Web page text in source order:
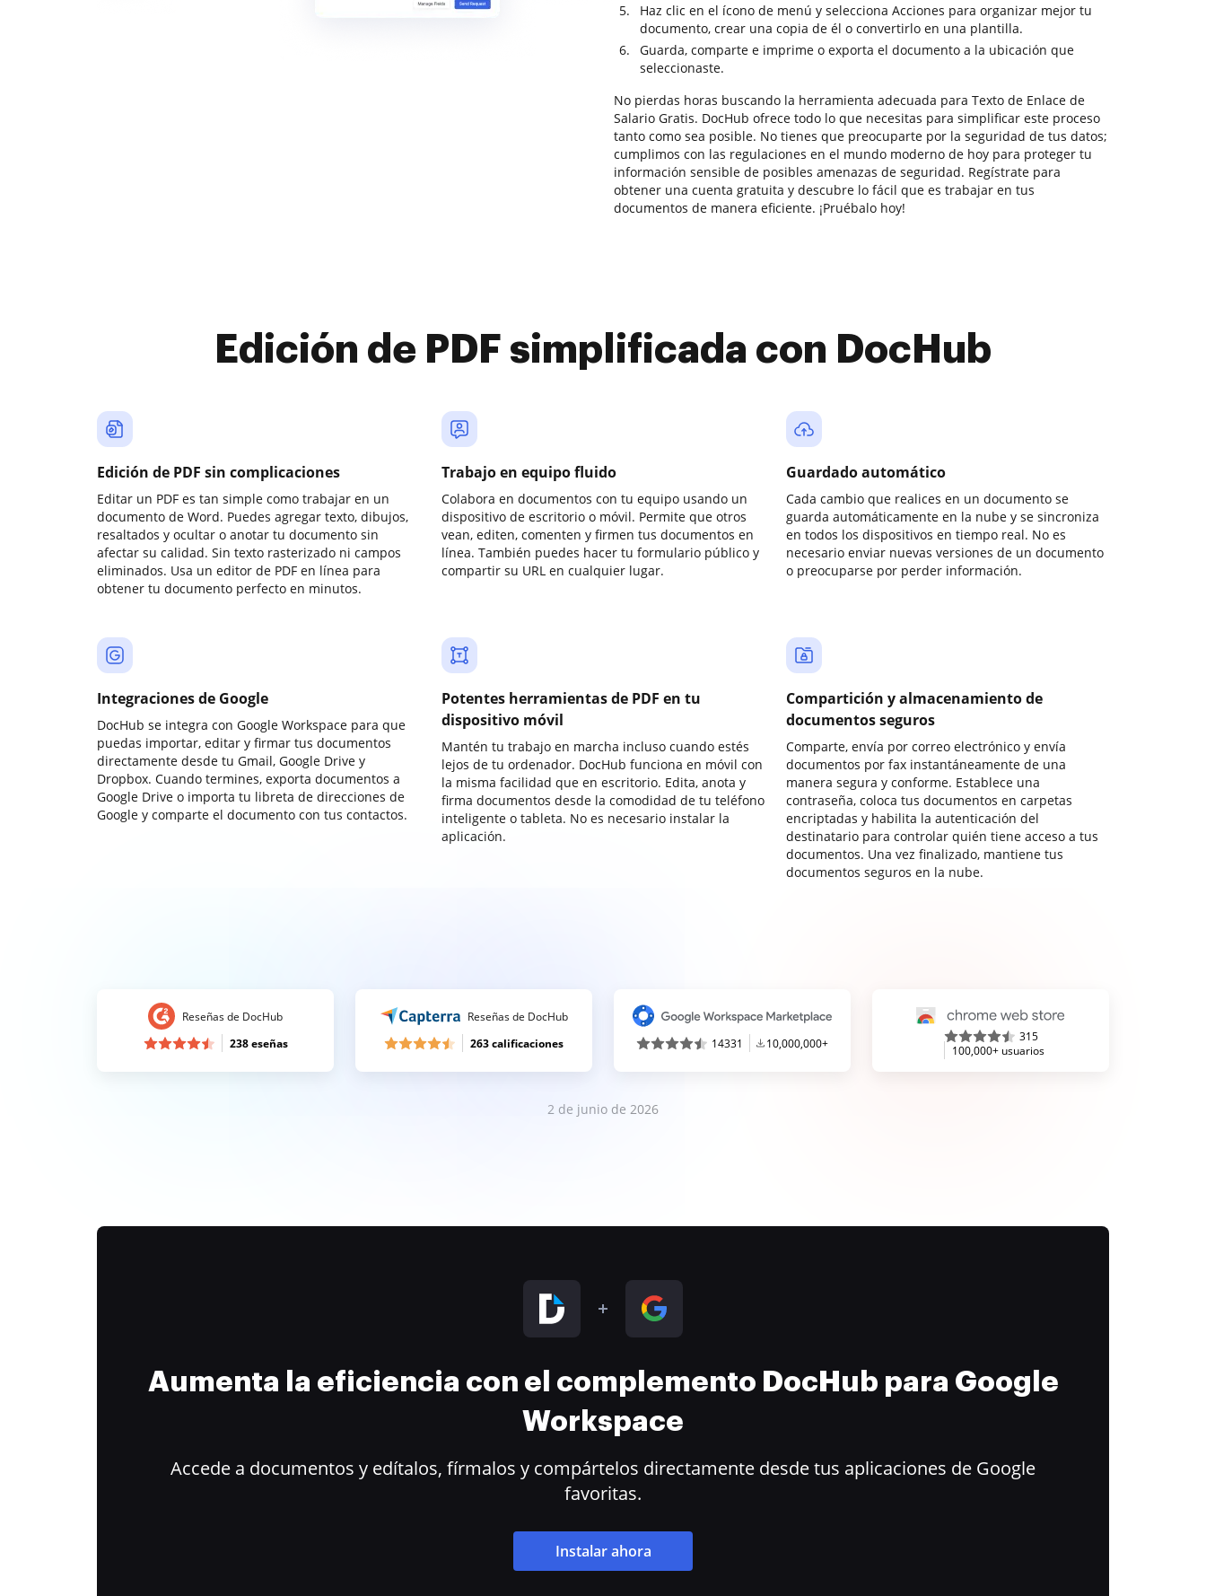
Haz clic en el ícono de menú y selecciona Acciones para organizar mejor tu
documento, crear una copia de él o convertirlo en una plantilla.
Guarda, comparte e imprime o exporta el documento a la ubicación que
seleccionaste.
No pierdas horas buscando la herramienta adecuada para Texto de Enlace de
Salario Gratis. DocHub ofrece todo lo que necesitas para simplificar este proceso
tanto como sea posible. No tienes que preocuparte por la seguridad de tus datos;
cumplimos con las regulaciones en el mundo moderno de hoy para proteger tu
información sensible de posibles amenazas de seguridad. Regístrate para
obtener una cuenta gratuita y descubre lo fácil que es trabajar en tus
documentos de manera eficiente. ¡Pruébalo hoy!
Edición de PDF simplificada con DocHub
Edición de PDF sin complicaciones
Editar un PDF es tan simple como trabajar en un
documento de Word. Puedes agregar texto, dibujos,
resaltados y ocultar o anotar tu documento sin
afectar su calidad. Sin texto rasterizado ni campos
eliminados. Usa un editor de PDF en línea para
obtener tu documento perfecto en minutos.
Trabajo en equipo fluido
Colabora en documentos con tu equipo usando un
dispositivo de escritorio o móvil. Permite que otros
vean, editen, comenten y firmen tus documentos en
línea. También puedes hacer tu formulario público y
compartir su URL en cualquier lugar.
Guardado automático
Cada cambio que realices en un documento se
guarda automáticamente en la nube y se sincroniza
en todos los dispositivos en tiempo real. No es
necesario enviar nuevas versiones de un documento
o preocuparse por perder información.
Integraciones de Google
DocHub se integra con Google Workspace para que
puedas importar, editar y firmar tus documentos
directamente desde tu Gmail, Google Drive y
Dropbox. Cuando termines, exporta documentos a
Google Drive o importa tu libreta de direcciones de
Google y comparte el documento con tus contactos.
Potentes herramientas de PDF en tu
dispositivo móvil
Mantén tu trabajo en marcha incluso cuando estés
lejos de tu ordenador. DocHub funciona en móvil con
la misma facilidad que en escritorio. Edita, anota y
firma documentos desde la comodidad de tu teléfono
inteligente o tableta. No es necesario instalar la
aplicación.
Compartición y almacenamiento de
documentos seguros
Comparte, envía por correo electrónico y envía
documentos por fax instantáneamente de una
manera segura y conforme. Establece una
contraseña, coloca tus documentos en carpetas
encriptadas y habilita la autenticación del
destinatario para controlar quién tiene acceso a tus
documentos. Una vez finalizado, mantiene tus
documentos seguros en la nube.
Reseñas de DocHub
238 eseñas
Reseñas de DocHub
263 calificaciones
14331 10,000,000+
315
100,000+ usuarios
2 de junio de 2026
Aumenta la eficiencia con el complemento DocHub para Google
Workspace
Accede a documentos y edítalos, fírmalos y compártelos directamente desde tus aplicaciones de Google
favoritas.
Instalar ahora